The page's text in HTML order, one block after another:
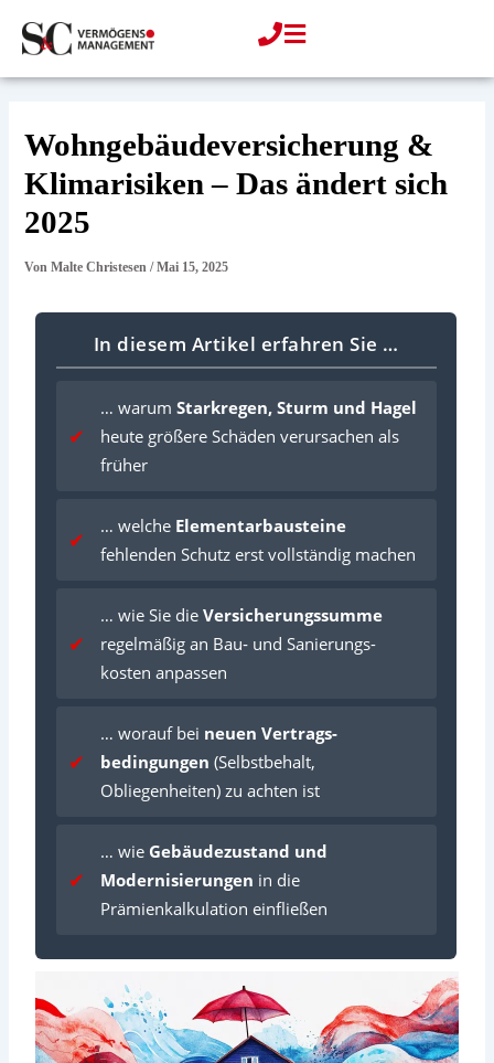
Inhalt
Wohngebäudeversicherung &
Klimarisiken – Das ändert sich
2025
VonMalte Christesen/Mai 15, 2025
In diesem Artikel erfahren Sie …
… warum Starkregen, Sturm und Hagel
heute größere Schäden verursachen als
früher
… welche Elementar­bausteine
fehlenden Schutz erst vollständig machen
… wie Sie die Versicherungs­summe
regelmäßig an Bau‑ und Sanierungs­
kosten anpassen
… worauf bei neuen Vertrags­
bedingungen (Selbst­behalt,
Obliegenheiten) zu achten ist
… wie Gebäude­zustand und
Modernisierungen in die
Prämienkalkulation einfließen